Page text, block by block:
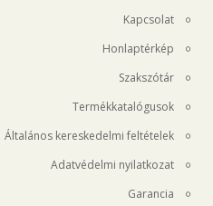
Kapcsolat
Honlaptérkép
Szakszótár
Termékkatalógusok
Általános kereskedelmi feltételek
Adatvédelmi nyilatkozat
Garancia